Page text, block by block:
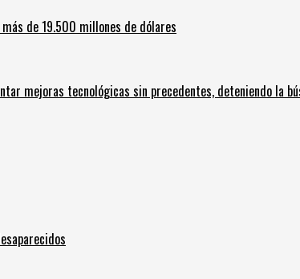
de 19.500 millones de dólares
mejoras tecnológicas sin precedentes, deteniendo la